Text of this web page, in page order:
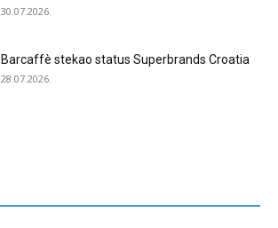
30.07.2026.
Barcaffè stekao status Superbrands Croatia
28.07.2026.